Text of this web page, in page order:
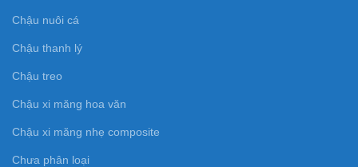
Chậu nuôi cá
Chậu thanh lý
Chậu treo
Chậu xi măng hoa văn
Chậu xi măng nhẹ composite
Chưa phân loại